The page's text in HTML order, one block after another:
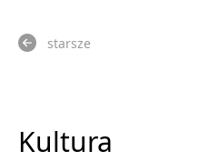
starsze
Kultura